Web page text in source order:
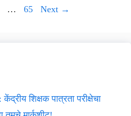
… Page
65 Next →
शिक्षक पात्रता परीक्षेचा